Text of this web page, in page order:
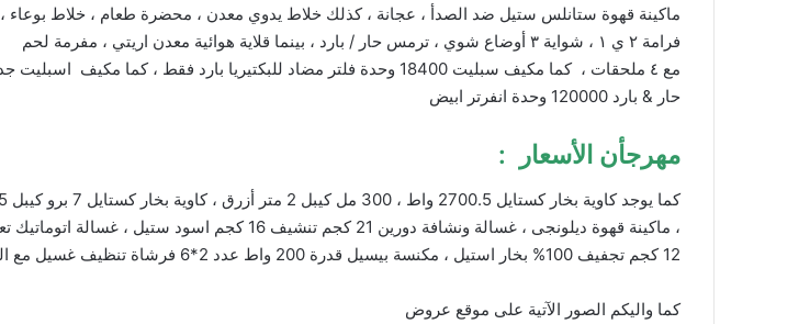
ماكينة قهوة ستانلس ستيل ضد الصدأ ، عجانة ، كذلك خلاط يدوي معدن ، محضرة طعام ، خلاط بوعاء ،
فرامة ٢ ي ١ ، شواية ٣ أوضاع شوي ، ترمس حار / بارد ، بينما قلاية هوائية معدن اريتي ، مفرمة لحم
مع ٤ ملحقات ، كما مكيف سبليت 18400 وحدة فلتر مضاد للبكتيريا بارد فقط ، كما مكيف اسبليت جداري
حار & بارد 120000 وحدة انفرتر ابيض
مهرجأن الأسعار :
كما يوجد كاوية بخار كستايل 2700.5 واط ، 300 مل كيبل 2 متر أزرق ، كاوية بخار كستايل 7 برو كيبل 2.5 متر أزرق
، ماكينة قهوة ديلونجى ، غسالة ونشافة دورين 21 كجم تنشيف 16 كجم اسود ستيل ، غسالة اتوماتيك تعبئة أمامية
12 كجم تجفيف 100% بخار استيل ، مكنسة بيسيل قدرة 200 واط عدد 2*6 فرشاة تنظيف غسيل مع التنشيف
كما واليكم الصور الآتية على موقع عروض